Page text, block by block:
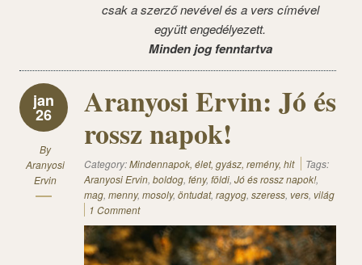
csak a szerző nevével és a vers címével
együtt engedélyezett.
Minden jog fenntartva
jan
26
By
Aranyosi
Ervin
Aranyosi Ervin: Jó és
rossz napok!
Category:Mindennapok, élet, gyász, remény, hit
Tags:
Aranyosi Ervin, boldog, fény, földi, Jó és rossz napok!,
mag, menny, mosoly, öntudat, ragyog, szeress, vers, világ
1 Comment